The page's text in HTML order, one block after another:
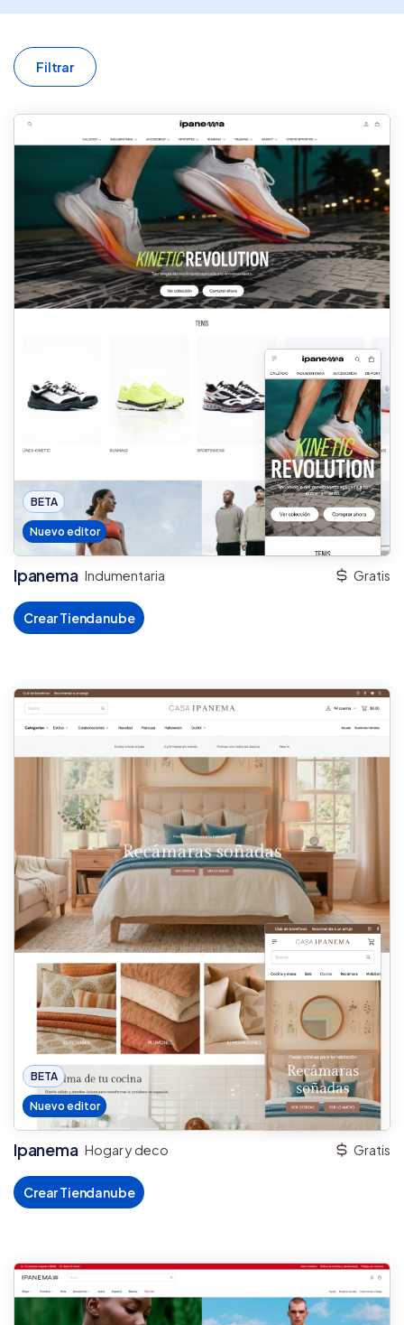
Filtrar
BETA
Nuevo editor
Ipanema Indumentaria Gratis
Crear Tiendanube
BETA
Nuevo editor
Ipanema Hogar y deco Gratis
Crear Tiendanube